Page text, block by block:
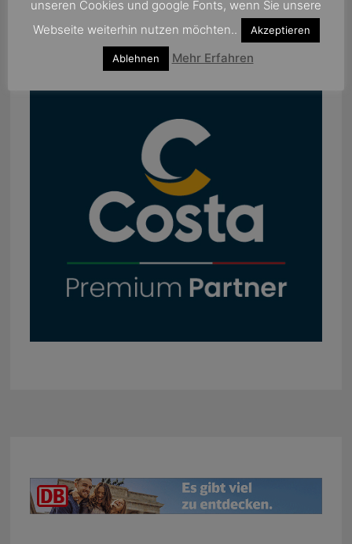
unseren Cookies und google Fonts, wenn Sie unsere
Webseite weiterhin nutzen möchten..
Akzeptieren
Ablehnen Mehr Erfahren